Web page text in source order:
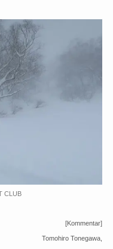
CLUB
[Kommentar]
Tomohiro Tonegawa,